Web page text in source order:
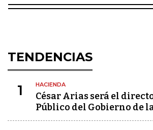
TENDENCIAS
1 HACIENDA
César Arias será el
Público del Gobierno de